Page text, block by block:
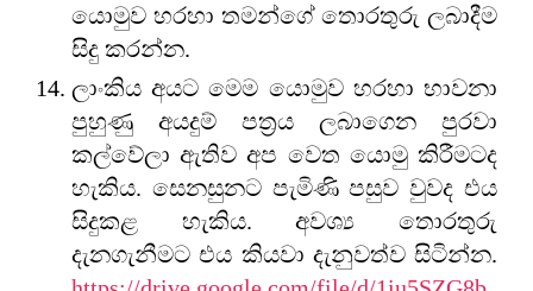
යොමුව හරහා තමන්ගේ තොරතුරු ලබාදීම
සිදු කරන්න.
ලාංකිය අයට මෙම යොමුව හරහා භාවනා
පුහුණු අයදුම් පත්‍රය ලබාගෙන පුරවා
කල්වේලා ඇතිව අප වෙත යොමු කිරීමටද
හැකිය. සෙනසුනට පැමිණි පසුව වුවද එය
සිදුකළ හැකිය. අවශ්‍ය තොරතුරු
දැනගැනීමට එය කියවා දැනුවත්ව සිටින්න.